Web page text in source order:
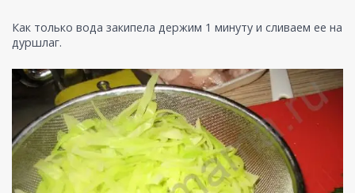
Как только вода закипела держим 1 минуту и сливаем ее на
дуршлаг.